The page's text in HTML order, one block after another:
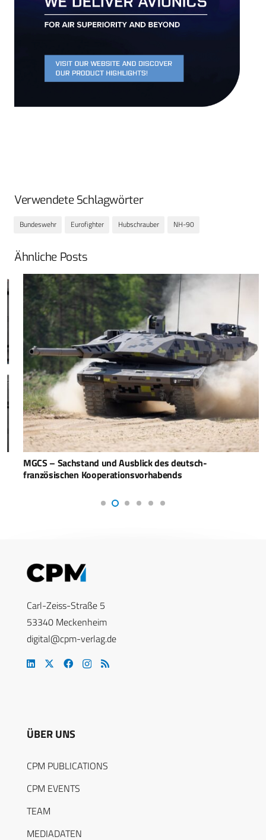
Verwendete Schlagwörter
Bundeswehr Eurofighter Hubschrauber NH-90
Ähnliche Posts
MGCS – Sachstand und Ausblick des deutsch-
französischen Kooperationsvorhabends
Carl-Zeiss-Straße 5
53340 Meckenheim
digital@cpm-verlag.de
ÜBER UNS
CPM PUBLICATIONS
CPM EVENTS
TEAM
MEDIADATEN